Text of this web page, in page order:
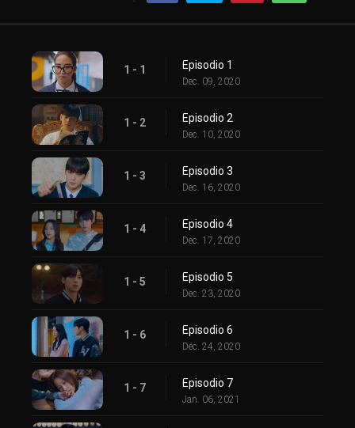
1 - 1 Episodio 1
Dec. 09, 2020
1 - 2 Episodio 2
Dec. 10, 2020
1 - 3 Episodio 3
Dec. 16, 2020
1 - 4 Episodio 4
Dec. 17, 2020
1 - 5 Episodio 5
Dec. 23, 2020
1 - 6 Episodio 6
Dec. 24, 2020
1 - 7 Episodio 7
Jan. 06, 2021